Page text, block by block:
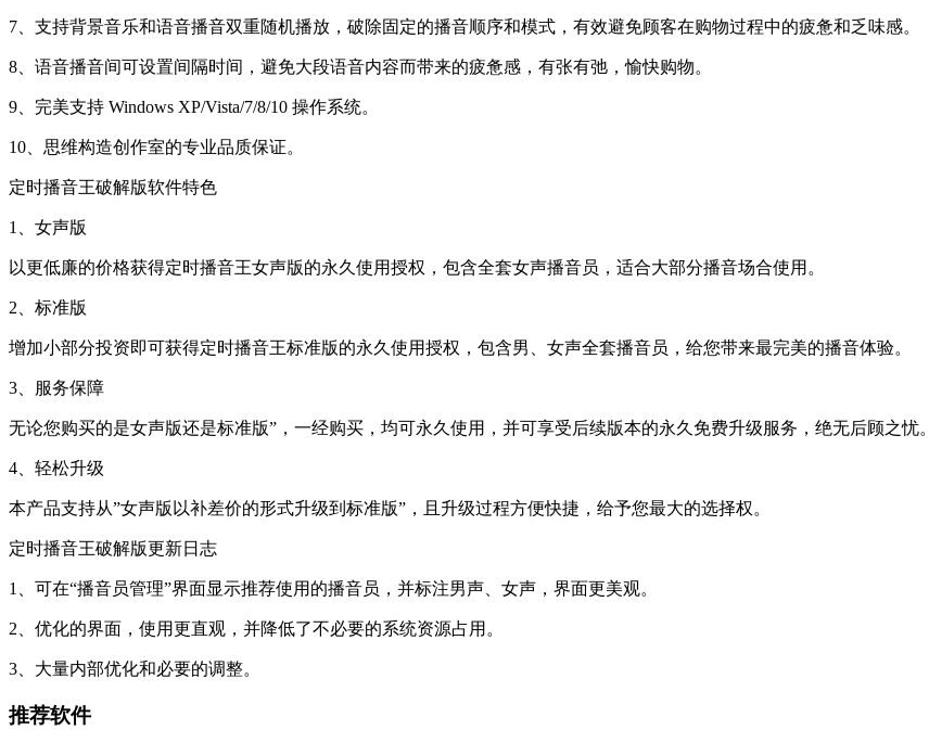
7、支持背景音乐和语音播音双重随机播放，破除固定的播音顺序和模式，有效避免顾客在购物过程中的疲惫和乏味感。
8、语音播音间可设置间隔时间，避免大段语音内容而带来的疲惫感，有张有弛，愉快购物。
9、完美支持 Windows XP/Vista/7/8/10 操作系统。
10、思维构造创作室的专业品质保证。
定时播音王破解版软件特色
1、女声版
以更低廉的价格获得定时播音王女声版的永久使用授权，包含全套女声播音员，适合大部分播音场合使用。
2、标准版
增加小部分投资即可获得定时播音王标准版的永久使用授权，包含男、女声全套播音员，给您带来最完美的播音体验。
3、服务保障
无论您购买的是女声版还是标准版”，一经购买，均可永久使用，并可享受后续版本的永久免费升级服务，绝无后顾之忧。
4、轻松升级
本产品支持从”女声版以补差价的形式升级到标准版”，且升级过程方便快捷，给予您最大的选择权。
定时播音王破解版更新日志
1、可在“播音员管理”界面显示推荐使用的播音员，并标注男声、女声，界面更美观。
2、优化的界面，使用更直观，并降低了不必要的系统资源占用。
3、大量内部优化和必要的调整。
推荐软件